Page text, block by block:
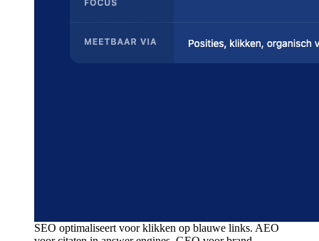
SEO optimaliseert voor klikken op blauwe links. AEO